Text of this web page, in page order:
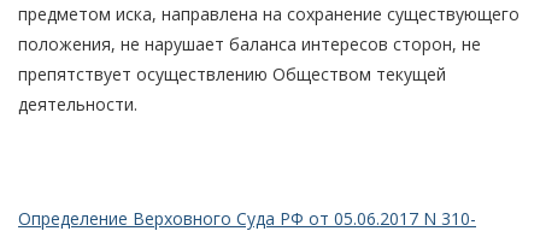
предметом иска, направлена на сохранение существующего
положения, не нарушает баланса интересов сторон, не
препятствует осуществлению Обществом текущей
деятельности.
Определение Верховного Суда РФ от 05.06.2017 N 310-